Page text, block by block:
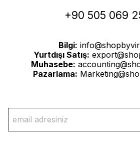
+90 505 069
Bilgi:
Yurtdışı Satış:
Muhasebe:
Pazarlama: